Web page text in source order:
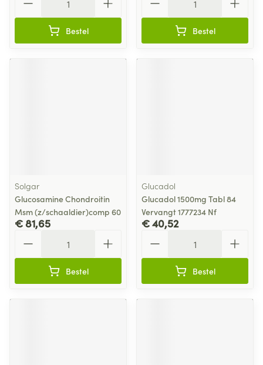
Bestel Bestel
Solgar
Glucosamine Chondroitin
Msm (z/schaaldier)comp 60
€ 81,65
Bestel
Glucadol
Glucadol 1500mg Tabl 84
Vervangt 1777234 Nf
€ 40,52
Bestel